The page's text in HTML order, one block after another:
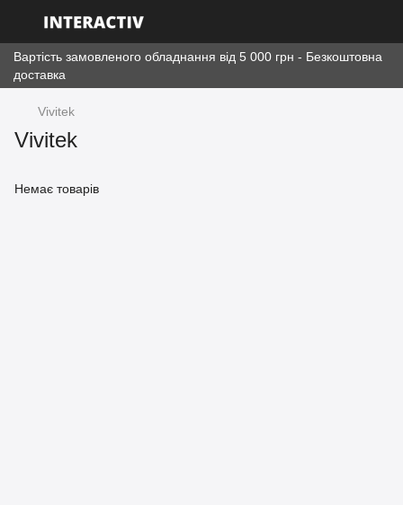
Вартість замовленого обладнання від 5 000 грн - Безкоштовна
доставка
Vivitek
Vivitek
Немає товарів